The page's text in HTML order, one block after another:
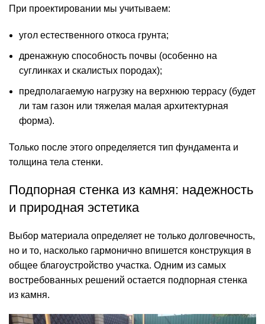
При проектировании мы учитываем:
угол естественного откоса грунта;
дренажную способность почвы (особенно на
суглинках и скалистых породах);
предполагаемую нагрузку на верхнюю террасу (будет
ли там газон или тяжелая малая архитектурная
форма).
Только после этого определяется тип фундамента и
толщина тела стенки.
Подпорная стенка из камня: надежность
и природная эстетика
Выбор материала определяет не только долговечность,
но и то, насколько гармонично впишется конструкция в
общее благоустройство участка. Одним из самых
востребованных решений остается подпорная стенка
из камня.